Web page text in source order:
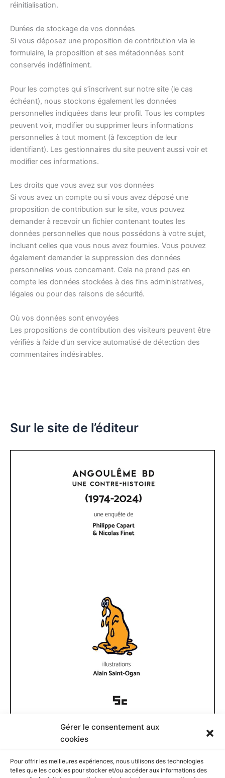
Gérer le consentement aux
cookies
Pour offrir les meilleures expériences, nous utilisons des technologies
telles que les cookies pour stocker et/ou accéder aux informations des
Sur le site de l’éditeur
Documents disponibles
D
o
réinitialisation.
Durées de stockage de vos données
Si vous déposez une proposition de contribution via le
formulaire, la proposition et ses métadonnées sont
conservés indéfiniment.
Pour les comptes qui s’inscrivent sur notre site (le cas
échéant), nous stockons également les données
personnelles indiquées dans leur profil. Tous les comptes
peuvent voir, modifier ou supprimer leurs informations
personnelles à tout moment (à l’exception de leur
identifiant). Les gestionnaires du site peuvent aussi voir et
modifier ces informations.
Les droits que vous avez sur vos données
Si vous avez un compte ou si vous avez déposé une
proposition de contribution sur le site, vous pouvez
demander à recevoir un fichier contenant toutes les
données personnelles que nous possédons à votre sujet,
incluant celles que vous nous avez fournies. Vous pouvez
également demander la suppression des données
personnelles vous concernant. Cela ne prend pas en
compte les données stockées à des fins administratives,
légales ou pour des raisons de sécurité.
Où vos données sont envoyées
Les propositions de contribution des visiteurs peuvent être
vérifiés à l’aide d’un service automatisé de détection des
commentaires indésirables.